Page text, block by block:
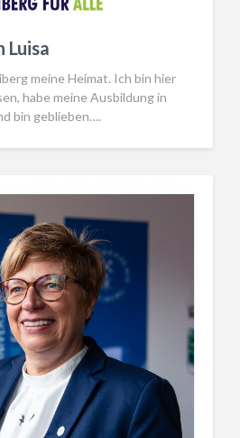
Luisa
meine Heimat. Ich bin hier
habe meine Ausbildung in
bin geblieben….